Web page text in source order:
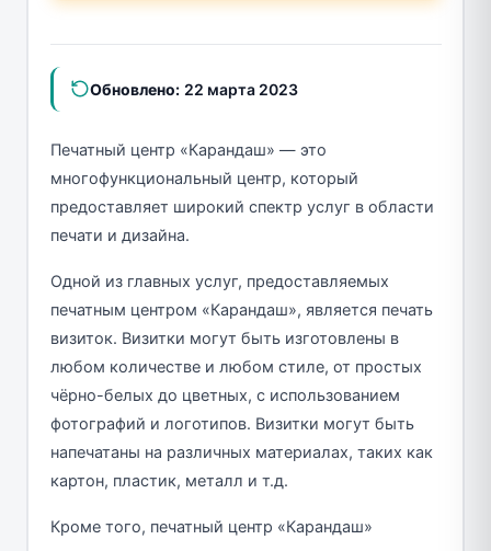
Обновлено: 22 марта 2023
Печатный центр «Карандаш» — это
многофункциональный центр, который
предоставляет широкий спектр услуг в области
печати и дизайна.
Одной из главных услуг, предоставляемых
печатным центром «Карандаш», является печать
визиток. Визитки могут быть изготовлены в
любом количестве и любом стиле, от простых
чёрно-белых до цветных, с использованием
фотографий и логотипов. Визитки могут быть
напечатаны на различных материалах, таких как
картон, пластик, металл и т.д.
Кроме того, печатный центр «Карандаш»